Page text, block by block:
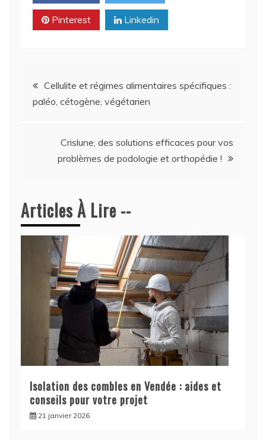
Pinterest Linkedin
Navigation
de
l’article
Cellulite et régimes alimentaires spécifiques :
paléo, cétogène, végétarien
Crislune, des solutions efficaces pour vos
problèmes de podologie et orthopédie !
Articles À Lire --
Isolation des combles en Vendée : aides et
conseils pour votre projet
21 janvier 2026